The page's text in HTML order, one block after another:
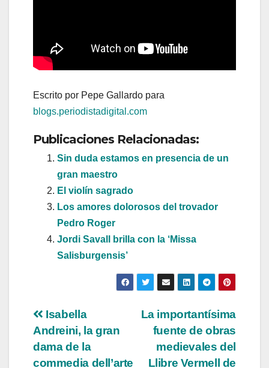
Escrito por Pepe Gallardo para
blogs.periodistadigital.com
Publicaciones Relacionadas:
Sin duda estamos en presencia de un
gran maestro
El violín sagrado
Los amores dolorosos del trovador
Pedro Roger
Jordi Savall brilla con la ‘Missa
Salisburgensis’
Navegación
de
La importantísima
fuente de obras
medievales del
Llibre Vermell de
Isabella
Andreini, la gran
dama de la
commedia dell’arte